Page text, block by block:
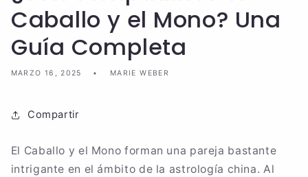
Caballo y el Mono? Una
Guía Completa
MARZO 16, 2025 MARIE WEBER
Compartir
El Caballo y el Mono forman una pareja bastante
intrigante en el ámbito de la astrología china. Al